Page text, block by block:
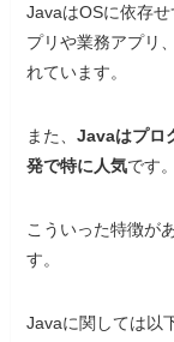
JavaはOSに依存
プリや業務アプリ
れています。
また、Javaはプロ
発で特に人気です。
こういった特徴が
す。
Javaに関しては以